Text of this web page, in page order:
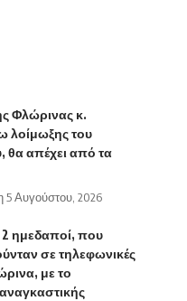
Φλώρινας κ.
λοίμωξης του
θα απέχει από τα
5 Αυγούστου, 2026
ημεδαποί, που
σε τηλεφωνικές
με το